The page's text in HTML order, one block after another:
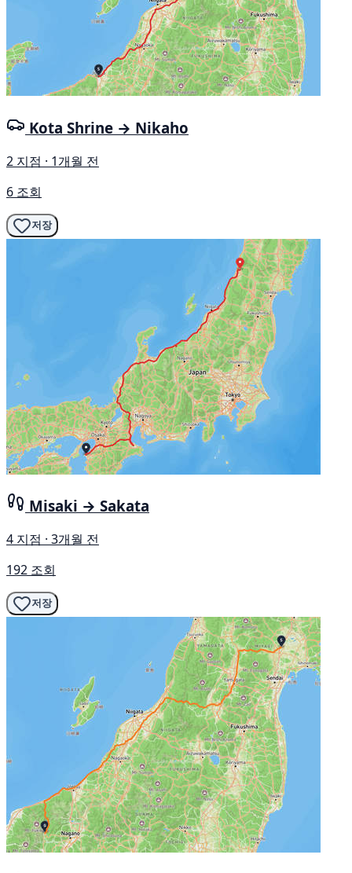
Kota Shrine → Nikaho
2 지점 · 1개월 전
6 조회
저장
Misaki → Sakata
4 지점 · 3개월 전
192 조회
저장